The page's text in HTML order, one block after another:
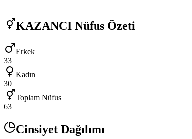
KAZANCI Nüfus Özeti
Erkek
33
Kadın
30
Toplam Nüfus
63
Cinsiyet Dağılımı